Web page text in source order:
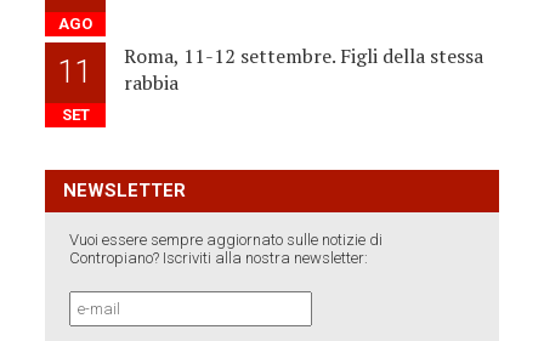
AGO
11
SET
Roma, 11-12 settembre. Figli della stessa
rabbia
NEWSLETTER
Vuoi essere sempre aggiornato sulle notizie di
Contropiano? Iscriviti alla nostra newsletter: